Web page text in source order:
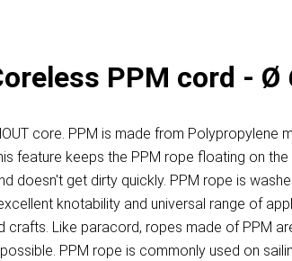
PPM cord - Ø
core. PPM is made from
feature keeps the PPM rope floating on
doesn't get dirty quickly. PPM rope is
knotability and universal range of
crafts. Like paracord, ropes made of PPM
PPM rope is commonly used on